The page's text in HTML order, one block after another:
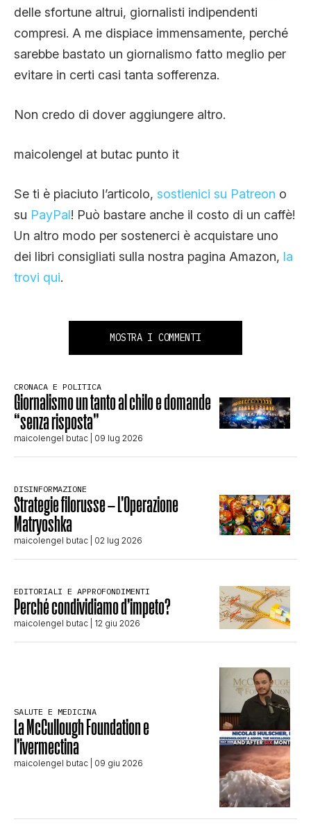
delle sfortune altrui, giornalisti indipendenti
compresi. A me dispiace immensamente, perché
sarebbe bastato un giornalismo fatto meglio per
evitare in certi casi tanta sofferenza.
Non credo di dover aggiungere altro.
maicolengel at butac punto it
Se ti è piaciuto l’articolo, sostienici su Patreon o
su PayPal! Può bastare anche il costo di un caffè!
Un altro modo per sostenerci è acquistare uno
dei libri consigliati sulla nostra pagina Amazon, la
trovi qui.
MOSTRA I COMMENTI
CRONACA E POLITICA
Giornalismo un tanto al chilo e domande
“senza risposta”
maicolengel butac | 09 lug 2026
DISINFORMAZIONE
Strategie filorusse – L’Operazione
Matryoshka
maicolengel butac | 02 lug 2026
EDITORIALI E APPROFONDIMENTI
Perché condividiamo d’impeto?
maicolengel butac | 12 giu 2026
SALUTE E MEDICINA
La McCullough Foundation e
l’ivermectina
maicolengel butac | 09 giu 2026